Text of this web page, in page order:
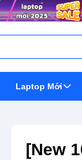
Laptop Mới
[New